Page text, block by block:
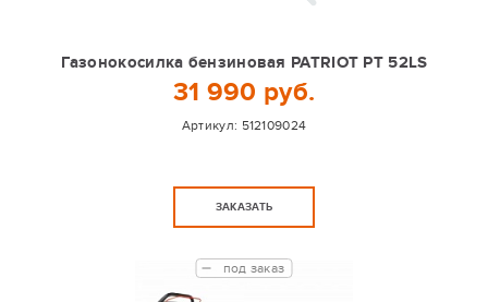
Газонокосилка бензиновая PATRIOT PT 52LS
31 990 руб.
Артикул: 512109024
ЗАКАЗАТЬ
под заказ